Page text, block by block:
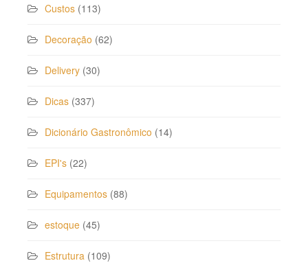
Custos (113)
Decoração (62)
Delivery (30)
Dicas (337)
Dicionário Gastronômico (14)
EPI's (22)
Equipamentos (88)
estoque (45)
Estrutura (109)